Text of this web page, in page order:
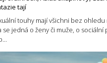
tají
touhy mají všichni bez ohledu
se jedná o ženy či muže, o sociální